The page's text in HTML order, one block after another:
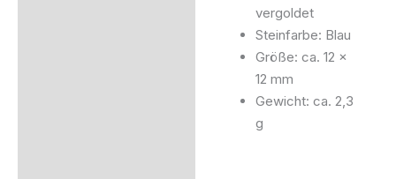
vergoldet
Steinfarbe: Blau
Größe: ca. 12 x
12 mm
Gewicht: ca. 2,3
g